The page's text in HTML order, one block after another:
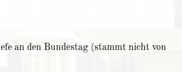
an den Bundestag (stammt nicht von